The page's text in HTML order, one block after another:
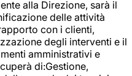
alla Direzione, sarà il
delle attività
con i clienti,
degli interventi e il
amministrativi e
di:Gestione,